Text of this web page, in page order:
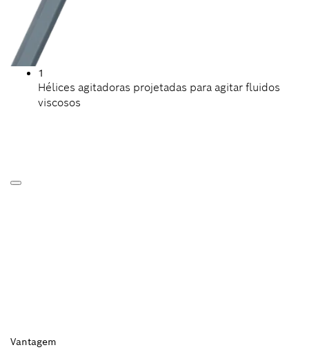
1
Hélices agitadoras projetadas para agitar fluidos
viscosos
Vantagem